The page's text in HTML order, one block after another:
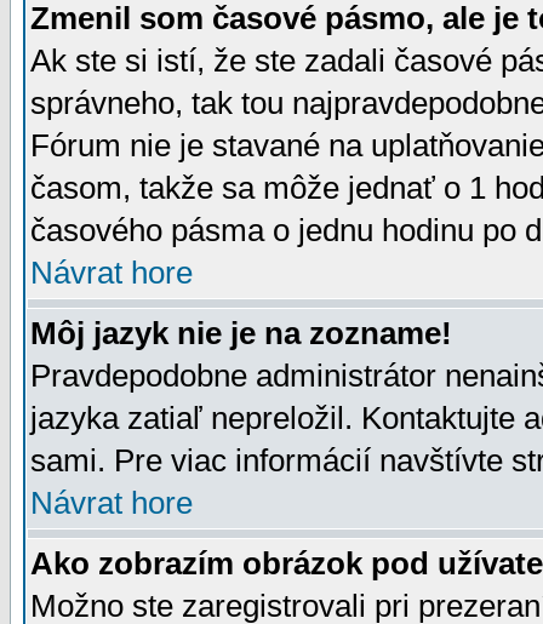
Zmenil som časové pásmo, ale je
Ak ste si istí, že ste zadali časové
správneho, tak tou
Fórum nie je stavané na
časom, takže sa môže jednať o 1
časového pásma o jednu hodinu po
Návrat hore
Môj jazyk nie je na zozname!
Pravdepodobne administrátor
jazyka zatiaľ nepreložil. Kontaktujte
sami. Pre viac informácií navštívte
Návrat hore
Ako zobrazím obrázok pod
Možno ste zaregistrovali pri